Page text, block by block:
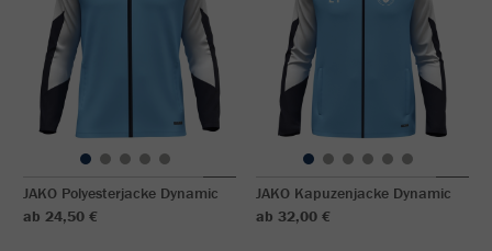
JAKO Polyesterjacke Dynamic
ab 24,50 €
JAKO Kapuzenjacke Dynamic
ab 32,00 €